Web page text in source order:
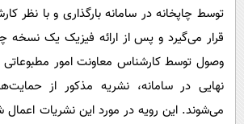
توسط چاپخانه در سامانه بارگذاری و با نظر
قرار می‌گیرد و پس از ارائه فیزیک یک نسخه
وصول توسط کارشناس معاونت امور مطبوعاتی و
نهایی در سامانه، نشریه مذکور از
می‌شوند. این رویه در مورد این نشریات